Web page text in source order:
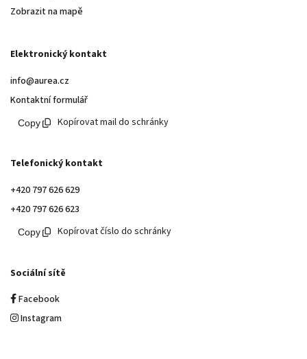
Zobrazit na mapě
Elektronický kontakt
info@aurea.cz
Kontaktní formulář
Kopírovat mail do schránky
Telefonický kontakt
+420 797 626 629
+420 797 626 623
Kopírovat číslo do schránky
Sociální sítě
Facebook
Instagram